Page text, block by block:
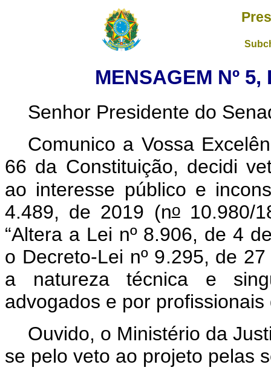
MENSAGEM Nº
Senhor Presidente do
Comunico a Vossa
66 da Constituição, decidi
ao interesse público e
4.489, de 2019 (no10.980/
“Altera a Lei nº 8.906, de 4
o Decreto-Lei nº 9.295, de
a natureza técnica e
advogados e por
Ouvido, o Ministério da
se pelo veto ao projeto pelas